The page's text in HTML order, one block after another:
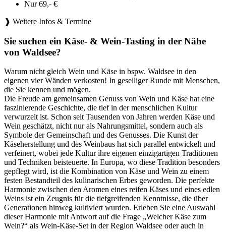
Nur 69,- €
❱ Weitere Infos & Termine
Sie suchen ein Käse- & Wein-Tasting in der Nähe
von Waldsee?
Warum nicht gleich Wein und Käse in bspw. Waldsee in den
eigenen vier Wänden verkosten! In geselliger Runde mit Menschen,
die Sie kennen und mögen.
Die Freude am gemeinsamen Genuss von Wein und Käse hat eine
faszinierende Geschichte, die tief in der menschlichen Kultur
verwurzelt ist. Schon seit Tausenden von Jahren werden Käse und
Wein geschätzt, nicht nur als Nahrungsmittel, sondern auch als
Symbole der Gemeinschaft und des Genusses. Die Kunst der
Käseherstellung und des Weinbaus hat sich parallel entwickelt und
verfeinert, wobei jede Kultur ihre eigenen einzigartigen Traditionen
und Techniken beisteuerte. In Europa, wo diese Tradition besonders
gepflegt wird, ist die Kombination von Käse und Wein zu einem
festen Bestandteil des kulinarischen Erbes geworden. Die perfekte
Harmonie zwischen den Aromen eines reifen Käses und eines edlen
Weins ist ein Zeugnis für die tiefgreifenden Kenntnisse, die über
Generationen hinweg kultiviert wurden. Erleben Sie eine Auswahl
dieser Harmonie mit Antwort auf die Frage „Welcher Käse zum
Wein?“ als Wein-Käse-Set in der Region Waldsee oder auch in